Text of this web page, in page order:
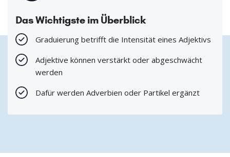
Das Wichtigste im Überblick
Graduierung betrifft die Intensität eines Adjektivs
Adjektive können verstärkt oder abgeschwächt
werden
Dafür werden Adverbien oder Partikel ergänzt